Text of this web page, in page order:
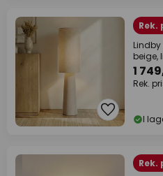
Rek.
beige,
1
Rek.
I
Rek.